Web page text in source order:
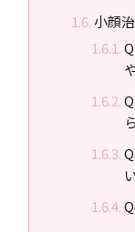
小顔